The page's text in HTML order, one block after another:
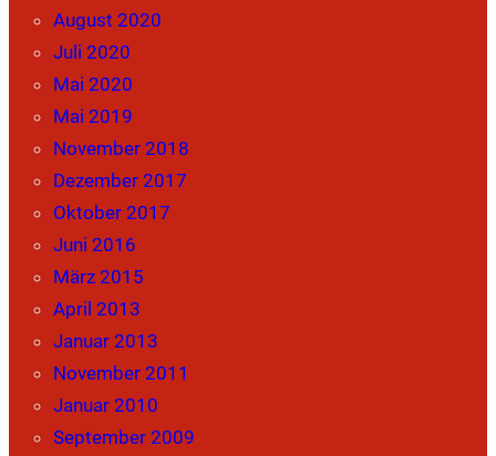
August 2020
Juli 2020
Mai 2020
Mai 2019
November 2018
Dezember 2017
Oktober 2017
Juni 2016
März 2015
April 2013
Januar 2013
November 2011
Januar 2010
September 2009